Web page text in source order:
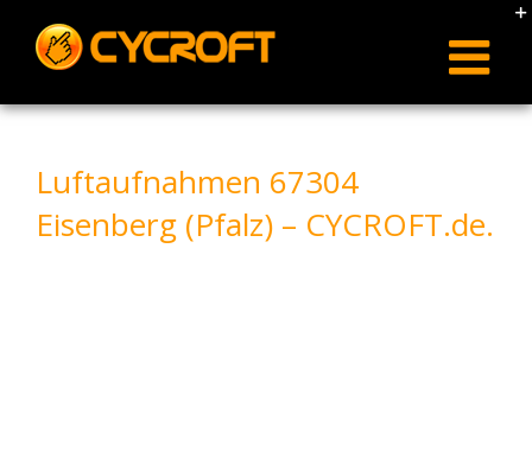
content
Luftaufnahmen 67304
Eisenberg (Pfalz) – CYCROFT.de.